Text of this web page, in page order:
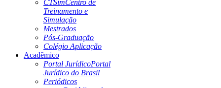
CTSimCentro de
Treinamento e
Simulação
Mestrados
Pós-Graduação
Colégio Aplicação
Acadêmico
Portal JurídicoPortal
Jurídico do Brasil
Periódicos